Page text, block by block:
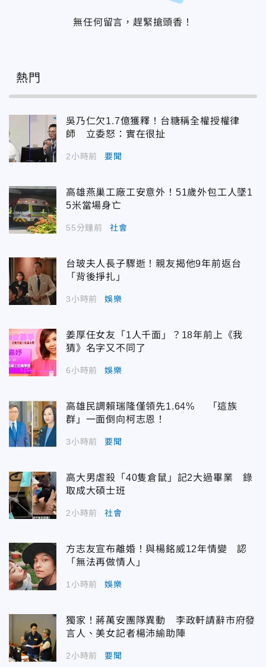
無任何留言，趕緊搶頭香！
熱門
吳乃仁欠1.7億獲釋！台糖稱全權授權律
師 立委怒：實在很扯
2小時前 要聞
高雄燕巢工廠工安意外！51歲外包工人墜1
5米當場身亡
55分鐘前 社會
台玻夫人長子驟逝！親友揭他9年前返台
「背後掙扎」
3小時前 娛樂
姜厚任女友「1人千面」？18年前上《我
猜》名字又不同了
6小時前 娛樂
高雄民調賴瑞隆僅領先1.64% 「這族
群」一面倒向柯志恩！
3小時前 要聞
高大男虐殺「40隻倉鼠」記2大過畢業 錄
取成大碩士班
2小時前 社會
方志友宣布離婚！與楊銘威12年情變 認
「無法再做情人」
1小時前 娛樂
獨家！蔣萬安團隊異動 李政軒請辭市府發
言人、美女記者楊沛緰助陣
2小時前 要聞